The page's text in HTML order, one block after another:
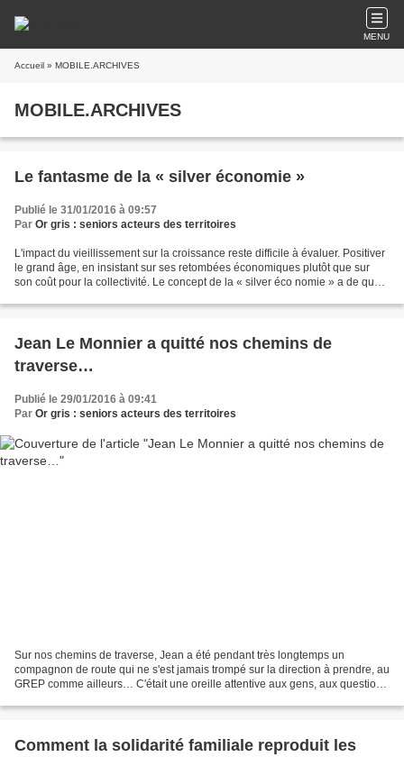
MENU
Accueil » MOBILE.ARCHIVES
MOBILE.ARCHIVES
Le fantasme de la « silver économie »
Publié le 31/01/2016 à 09:57
Par Or gris : seniors acteurs des territoires
L'impact du vieillissement sur la croissance reste difficile à évaluer. Positiver
le grand âge, en insistant sur ses retombées économiques plutôt que sur
son coût pour la collectivité. Le concept de la « silver éco nomie » a de quoi
Jean Le Monnier a quitté nos chemins de
traverse…
Publié le 29/01/2016 à 09:41
Par Or gris : seniors acteurs des territoires
Sur nos chemins de traverse, Jean a été pendant très longtemps un
compagnon de route qui ne s'est jamais trompé sur la direction à prendre, au
GREP comme ailleurs… C'était une oreille attentive aux gens, aux questions
Comment la solidarité familiale reproduit les